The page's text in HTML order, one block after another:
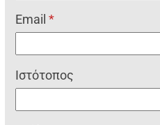
Email*
Ιστότοπος